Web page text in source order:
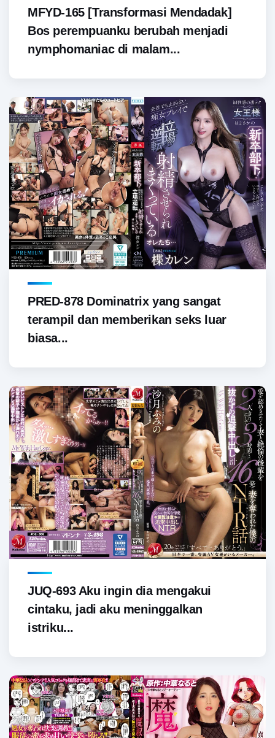
MFYD-165 [Transformasi Mendadak]
Bos perempuanku berubah menjadi
nymphomaniac di malam...
PRED-878 Dominatrix yang sangat
terampil dan memberikan seks luar
biasa...
JUQ-693 Aku ingin dia mengakui
cintaku, jadi aku meninggalkan
istriku...